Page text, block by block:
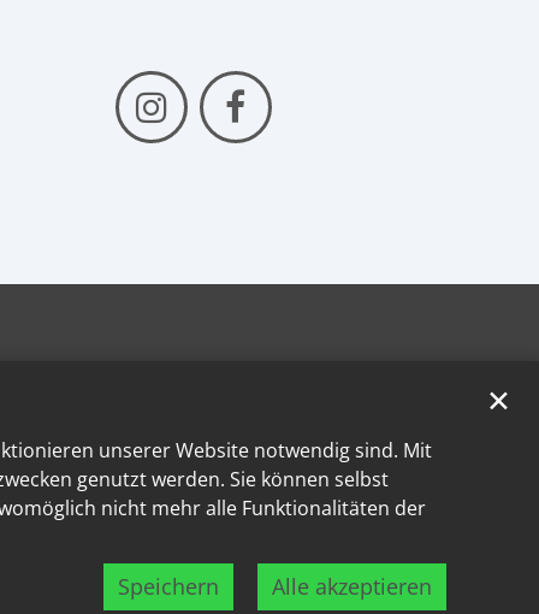
unserer Website notwendig sind. Mit
genutzt werden. Sie können selbst
nicht mehr alle Funktionalitäten der
Speichern Alle akzeptieren
✕